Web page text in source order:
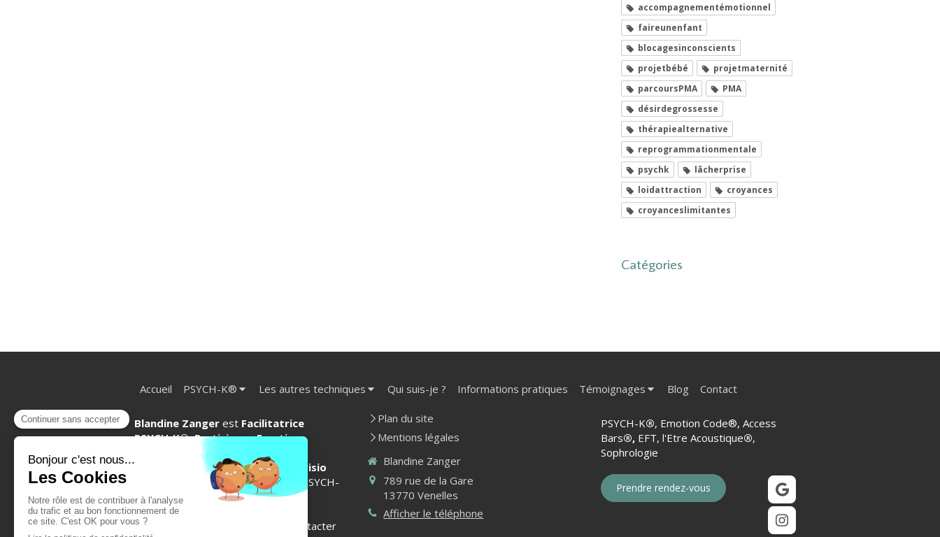
accompagnementémotionnel
faireunenfant
blocagesinconscients
projetbébé
projetmaternité
parcoursPMA
PMA
désirdegrossesse
thérapiealternative
reprogrammationmentale
psychk
lâcherprise
loidattraction
croyances
croyanceslimitantes
Catégories
Accueil PSYCH-K® Les autres techniques Qui suis-je ? Informations pratiques Témoignages Blog Contact
Blandine Zanger est Facilitatrice
PSYCH-K®, Praticienne Emotion
Access Bars®, EFT et
Sophrologue énergéticienne en visio
et à Venelles (Aix en Provence).
PSYCH-
K ®, Emotion Code®, Access
Bars®,EFT, L'être acoustique
Sophrologie... N'hésite pas à me contacter
Plan du site
Mentions légales
Blandine Zanger
789 rue de la Gare
13770 Venelles
Afficher le téléphone
PSYCH-K®, Emotion Code®, Access
Bars®, EFT, l'Etre Acoustique®,
Sophrologie
Prendre rendez-vous